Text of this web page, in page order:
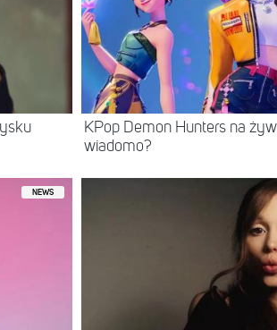
KPop Demon Hunters na
wiadomo?
NEWS